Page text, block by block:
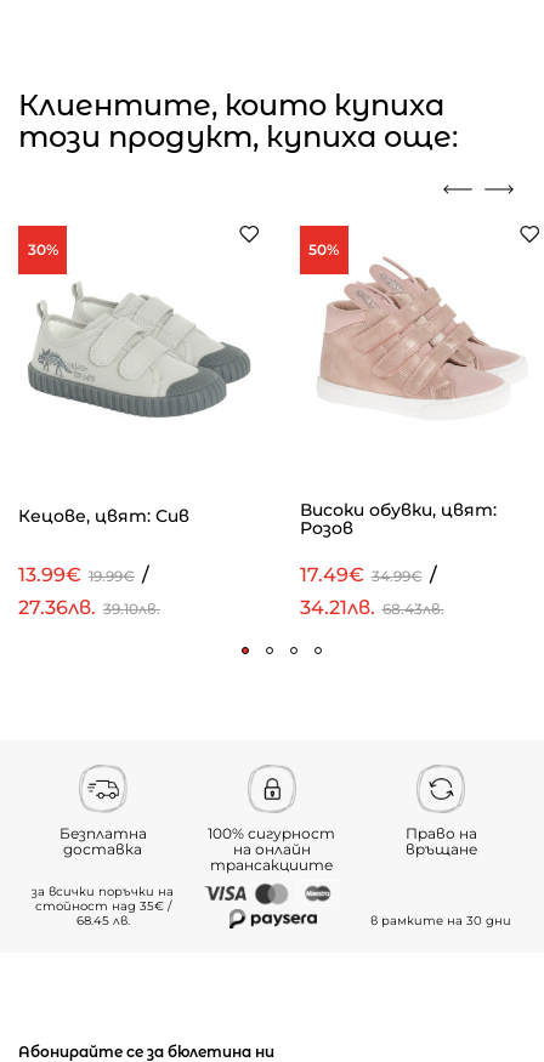
Клиентите, които купиха
този продукт, купиха още:
30%
Кецове, цвят: Сив
13.99€ 19.99€ /
27.36лв. 39.10лв.
50%
Високи обувки, цвят:
Розов
17.49€ 34.99€ /
34.21лв. 68.43лв.
Безплатна
доставка
за всички поръчки на
стойност над 35€ /
68.45 лв.
100% сигурност
на онлайн
трансакциите
Право на
връщане
в рамките на 30 дни
Абонирайте се за бюлетина ни